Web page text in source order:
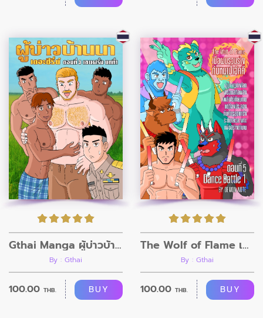
Gthai Manga ผู้บ่าวบ้านนา ตอนที่3
By : Gthai
100.00 THB. BUY
The Wolf of Flame เมื่อผมรวมร่างกับหมาป่าอัคคี ตอนที่5
By : Gthai
100.00 THB. BUY